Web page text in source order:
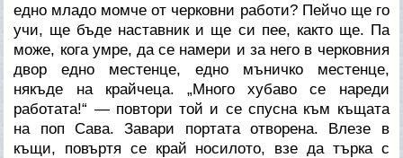
едно младо момче от черковни работи? Пейчо ще го
учи, ще бъде наставник и ще си пее, както ще. Па
може, кога умре, да се намери и за него в черковния
двор едно местенце, едно мъничко местенце,
някъде на крайчеца. „Много хубаво се нареди
работата!“ — повтори той и се спусна към къщата
на поп Сава. Завари портата отворена. Влезе в
къщи, повъртя се край носилото, взе да търка с